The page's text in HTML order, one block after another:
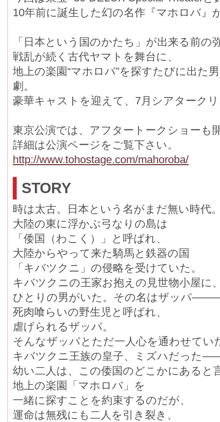
10年前に誕生した幻の名作『マホロバ』
「日本という国のかたち」が出来る前の
戦乱が続く古代ヤマトを舞台に、
地上の楽園“マホロバ”を探すたびに出た
劇。
豪華キャストを迎えて、7月シアターク
東京公演では、アフタートークショーも
詳細は公演ページをご覧下さい。
http://www.tohostage.com/mahoroba/
STORY
時は太古。日本という名がまだ無い時代
大陸の東に浮かぶ弓なりの島は
「倭国（わこく）」と呼ばれ、
大陸からやって来た騎馬と鉄器の国
「キバツクニ」の侵略を受けていた。
キバツクニの王家お抱えの見世物小屋に
ひとりの男がいた。その名はザッパ
死肉喰らいの野生児と呼ばれ、
虐げられるザッパ。
そんなザッパとただ一人心を通わせてい
キバツクニ王族の皇子、ミズハだった
幼い二人は、この倭国のどこかにあると
地上の楽園「マホロバ」を
一緒に探すことを約束するのだが、
運命は無残にも二人を引き裂き、